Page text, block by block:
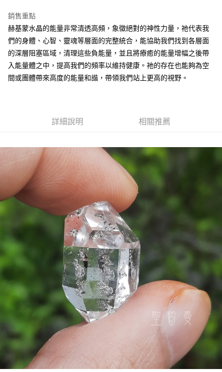
街口支付
悠遊付
ATM付款
賣家宅配幫您送（台灣）
每筆NT$80，滿NT$3,000(含以上)免運費
郵局幫你送（離島）
每筆NT$80，滿NT$3,000(含以上)免運費
付款後門市自取
銷售重點
赫基蒙水晶的能量非常清透高頻，象徵絕對的神性力量，祂代表我
們的身體、心智、靈魂等層面的完整統合，能協助我們找到各層面
的深層阻塞區域，清理這些負能量，並且將療癒的能量增幅之後帶
入能量體之中，提高我們的頻率以維持健康。祂的存在也能夠為空
間或團體帶來高度的能量和諧，帶領我們站上更高的視野。
詳細說明 相關推薦